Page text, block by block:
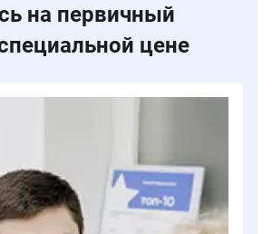
на первичный
цене